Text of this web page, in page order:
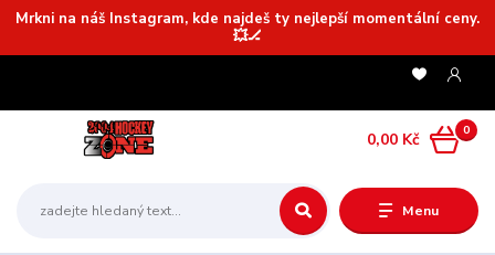
Mrkni na náš Instagram, kde najdeš ty nejlepší momentální ceny.
💥🏒
Menu
0
0,00 Kč